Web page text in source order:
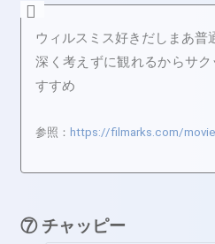
ウィルスミス好きだしまあ普
深く考えずに観れるからサ
すすめ
参照： https://filmarks.com/
⑦ チャッピー